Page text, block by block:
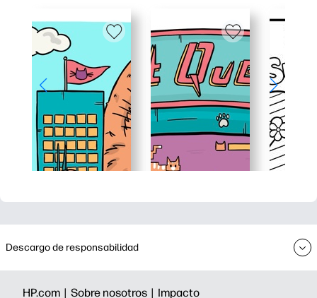
Descargo de responsabilidad
HP.com | Sobre nosotros | Impacto